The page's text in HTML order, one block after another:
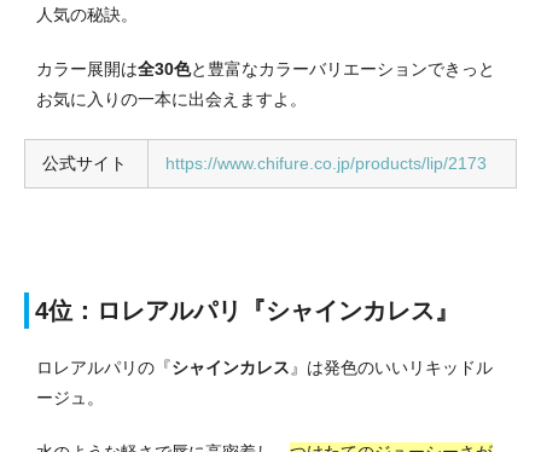
人気の秘訣。
カラー展開は全30色と豊富なカラーバリエーションできっと
お気に入りの一本に出会えますよ。
公式サイト https://www.chifure.co.jp/products/lip/2173
4位：ロレアルパリ『シャインカレス』
ロレアルパリの『シャインカレス』は発色のいいリキッドル
ージュ。